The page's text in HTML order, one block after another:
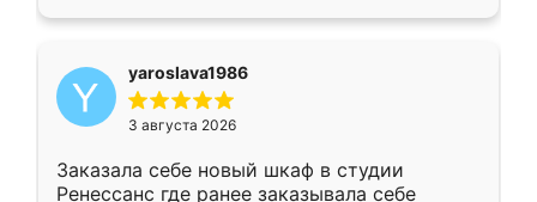
yaroslava1986
3 августа 2026
Заказала себе новый шкаф в студии
Ренессанс где ранее заказывала себе